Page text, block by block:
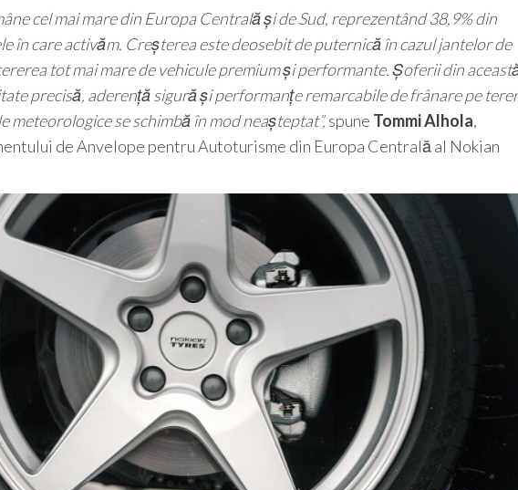
cel mai mare din Europa Centrală și de Sud, reprezentând 38,9% din
în care activăm. Creșterea este deosebit de puternică în cazul jantelor de
tot mai mare de vehicule premium și performante. Șoferii din
precisă, aderență sigură și performanțe remarcabile de frânare pe
meteorologice se schimbă în mod neașteptat”,spune Tommi Alhola,
de Anvelope pentru Autoturisme din Europa Centrală al Nokian